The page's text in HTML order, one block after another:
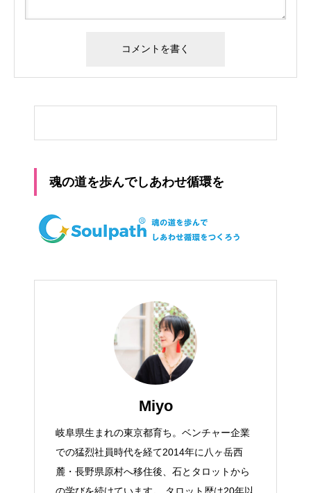
魂の道を歩んでしあわせ循環を
Miyo
岐阜県生まれの東京都育ち。ベンチャー企業
での猛烈社員時代を経て2014年に八ヶ岳西
麓・長野県原村へ移住後、石とタロットから